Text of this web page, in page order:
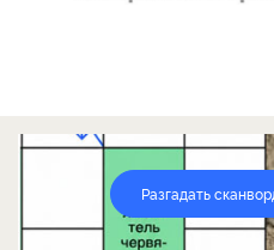
Разгадать